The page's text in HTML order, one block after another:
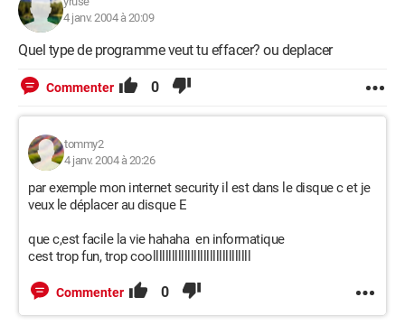
4 janv. 2004 à 20:09
Quel type de programme veut tu effacer? ou deplacer
Commenter 0
tommy2
4 janv. 2004 à 20:26
par exemple mon internet security il est dans le disque c et je
veux le déplacer au disque E
que c,est facile la vie hahaha en informatique
cest trop fun, trop coolllllllllllllllllllllllllllllll
Commenter 0